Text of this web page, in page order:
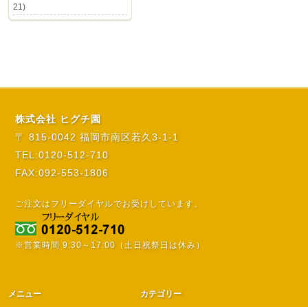
21)
株式会社 ヒグチ園
〒 815-0042 福岡市南区若久3-1-1
TEL:0120-512-710
FAX:092-553-1806
ご注文はフリーダイヤルでお受けしています。
※営業時間 9:30～17:00（土日祝祭日は休み）
メニュー カテゴリー